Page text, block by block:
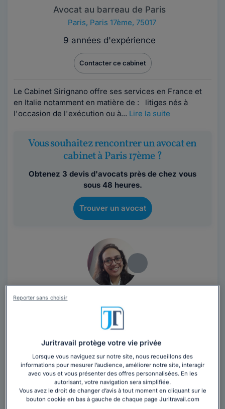
Avocat au barreau de Paris
Paris, Paris 17ème, 75017
9 années d'expérience
Contacter ce cabinet
Le Cabinet Sirignano offre ses services en France et
en Italie notamment en matière de : litiges nés à
l'occasion de l'exécution ou à... Lire la suite
Vous souhaitez rencontrer un avocat en
cabinet à Paris 17ème ?
Obtenez 3 devis d'avocats près de chez vous
sous 48 heures.
Trouver un avocat
Cabinet NEDRA ABDELMOUMEN
Paris 17ème, 75017
8 années d'expérience
Contacter ce cabinet
Avocate au barreau de Paris et docteur en droit des
Juritravail protège votre vie privée
Lorsque vous naviguez sur notre site, nous recueillons des
informations pour mesurer l’audience, améliorer notre site, interagir
avec vous et vous présenter des offres personnalisées. En les
autorisant, votre navigation sera simplifiée.
Vous avez le droit de changer d’avis à tout moment en cliquant sur le
bouton cookie en bas à gauche de chaque page Juritravail.com
Reporter sans choisir